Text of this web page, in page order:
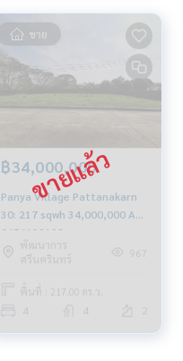
ขาย
฿34,000,000
Panya Village Pattanakarn
30: 217 sqwh 34,000,000 Am:
0656199198
พัฒนาการ
ศรีนครินทร์
967
พื้นที่ : 217.00 ตร.ว.
4 4